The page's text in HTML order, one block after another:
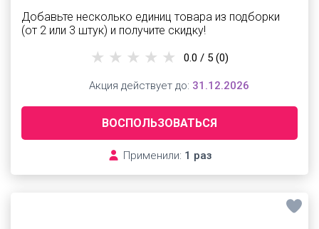
Добавьте несколько единиц товара из подборки
(от 2 или 3 штук) и получите скидку!
ВОСПОЛЬЗОВАТЬСЯ
Применили: 1 раз
0.0 / 5 (0)
Акция действует до: 31.12.2026